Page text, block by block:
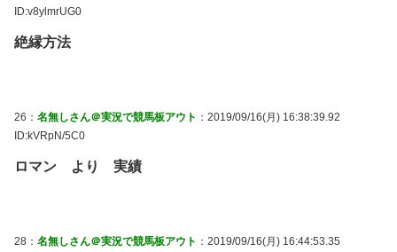
ID:v8ylmrUG0
絶縁方法
26： 名無しさん＠実況で競馬板アウト ：2019/09/16(月) 16:38:39.92
ID:kVRpN/5C0
ロマン より 実績
28： 名無しさん＠実況で競馬板アウト ：2019/09/16(月) 16:44:53.35